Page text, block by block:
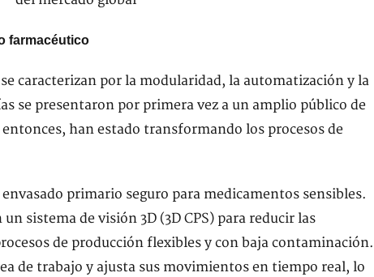
farmacéutico
caracterizan por la modularidad, la automatización y la
se presentaron por primera vez a un amplio público de
han estado transformando los procesos de
primario seguro para medicamentos sensibles.
sistema de visión 3D (3D CPS) para reducir las
de producción flexibles y con baja contaminación.
de trabajo y ajusta sus movimientos en tiempo real, lo